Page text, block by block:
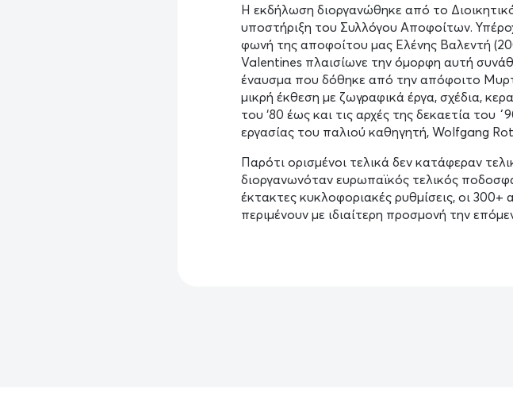
Η εκδήλωση διοργανώθηκε από το
υποστήριξη του Συλλόγου Αποφοίτων.
φωνή της αποφοίτου μας Ελένης Βαλεντή
Valentines πλαισίωνε την όμορφη αυτή
έναυσμα που δόθηκε από την απόφοιτο
μικρή έκθεση με ζωγραφικά έργα, σχέδια,
του ‘80 έως και τις αρχές της δεκαετία του
εργασίας του παλιού καθηγητή, Wolfgang
Παρότι ορισμένοι τελικά δεν κατάφεραν
διοργανωνόταν ευρωπαϊκός τελικός
έκτακτες κυκλοφοριακές ρυθμίσεις, οι
περιμένουν με ιδιαίτερη προσμονή την